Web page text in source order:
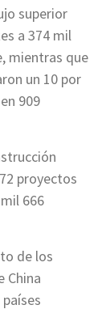
superior
a 374 mil
mientras que
un 10 por
909
proyectos
666
de los
China